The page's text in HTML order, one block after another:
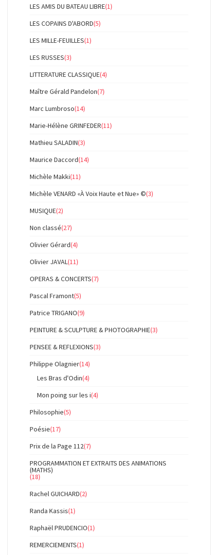
LES AMIS DU BATEAU LIBRE(1)
LES COPAINS D'ABORD(5)
LES MILLE-FEUILLES(1)
LES RUSSES(3)
LITTERATURE CLASSIQUE(4)
Maître Gérald Pandelon(7)
Marc Lumbroso(14)
Marie-Hélène GRINFEDER(11)
Mathieu SALADIN(3)
Maurice Daccord(14)
Michèle Makki(11)
Michèle VENARD «À Voix Haute et Nue» ©(3)
MUSIQUE(2)
Non classé(27)
Olivier Gérard(4)
Olivier JAVAL(11)
OPERAS & CONCERTS(7)
Pascal Framont(5)
Patrice TRIGANO(9)
PEINTURE & SCULPTURE & PHOTOGRAPHIE(3)
PENSEE & REFLEXIONS(3)
Philippe Olagnier(14)
Les Bras d'Odin(4)
Mon poing sur les i(4)
Philosophie(5)
Poésie(17)
Prix de la Page 112(7)
PROGRAMMATION ET EXTRAITS DES ANIMATIONS
(MATHS)
(18)
Rachel GUICHARD(2)
Randa Kassis(1)
Raphaël PRUDENCIO(1)
REMERCIEMENTS(1)